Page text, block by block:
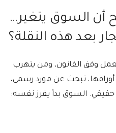
أن السوق يتغير…
بعد هذه النقلة؟
وفق القانون، ومن يتهرب
تبحث عن مورد رسمي،
⁠السوق بدأ يفرز نفسه: